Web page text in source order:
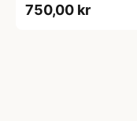
750,00 kr